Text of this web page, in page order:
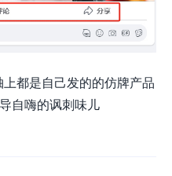
都是自己发的的仿牌产品
自嗨的讽刺味儿